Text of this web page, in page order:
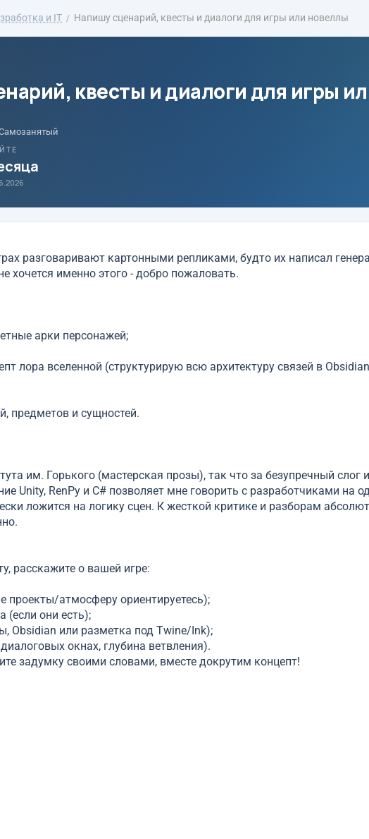
и IT Напишу сценарий, квесты и диалоги для игры или новеллы
квесты и диалоги для игры
Самозанятый
разговаривают картонными репликами, будто их написал
хочется именно этого - добро пожаловать.
арки персонажей;
лора вселенной (структурирую всю архитектуру связей в
предметов и сущностей.
им. Горького (мастерская прозы), так что за безупречный слог и
Unity, RenPy и C# позволяет мне говорить с разработчиками на
ложится на логику сцен. К жесткой критике и разборам
расскажите о вашей игре:
атмосферу ориентируетесь);
(если они есть);
Obsidian или разметка под Twine/Ink);
окнах, глубина ветвления).
задумку своими словами, вместе докрутим концепт!